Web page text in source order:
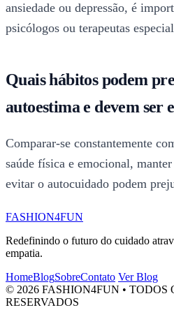
ansiedade ou depressão, é
psicólogos ou terapeutas
Quais hábitos podem
autoestima e devem ser
Comparar-se constantemente
saúde física e emocional,
evitar o autocuidado podem
FASHION4FUN
Redefinindo o futuro do cuidado
empatia.
HomeBlogSobreContato Ver Blog
© 2026 FASHION4FUN • TODOS
RESERVADOS